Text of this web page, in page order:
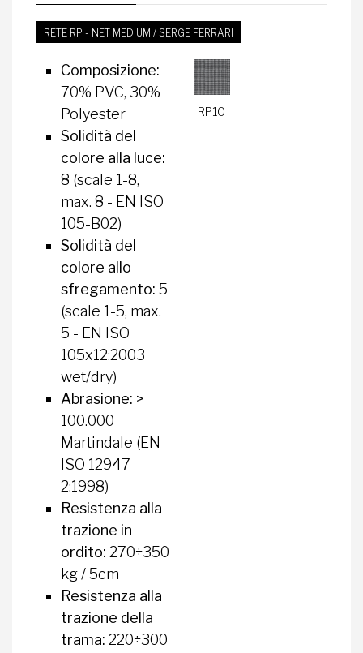
RETE RP - NET MEDIUM / SERGE FERRARI
Composizione:
70% PVC, 30%
Polyester
Solidità del
colore alla luce:
8 (scale 1-8,
max. 8 - EN ISO
105-B02)
Solidità del
colore allo
sfregamento: 5
(scale 1-5, max.
5 - EN ISO
105x12:2003
wet/dry)
Abrasione: >
100.000
Martindale (EN
ISO 12947-
2:1998)
Resistenza alla
trazione in
ordito: 270÷350
kg / 5cm
Resistenza alla
trazione della
trama: 220÷300
RP10